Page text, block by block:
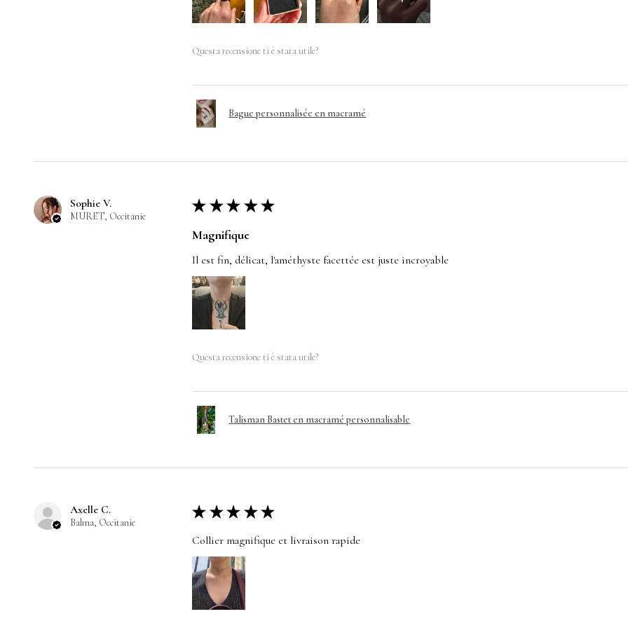
Questa recensione ti è stata utile?
Bague personnalisée en macramé
Sophie V.
MURET, Occitanie
★ ★ ★ ★ ★
Magnifique
Il est fin, délicat, l'améthyste facettée est juste incroyable
Questa recensione ti è stata utile?
Talisman Bastet en macramé personnalisable
Axelle C.
Balma, Occitanie
★ ★ ★ ★ ★
Collier magnifique et livraison rapide